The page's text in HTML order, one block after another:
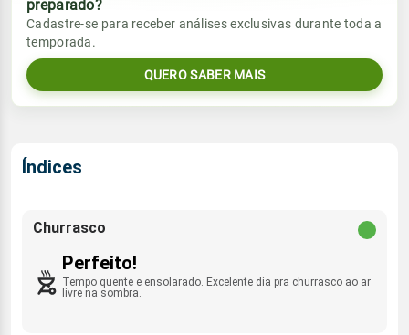
Umidade do ar
66%99%
Rajada de vento
Sol
06:13h às 17:33h
Lua
Chuva
2.2mm
Umidade do ar
Vento
S - 5km/h
Rajada de vento
Sol
preparado?
Cadastre-se para receber análises exclusivas durante toda a
temporada.
QUERO SABER MAIS
Índices
Churrasco
Perfeito!
Tempo quente e ensolarado. Excelente dia pra churrasco ao ar
livre na sombra.